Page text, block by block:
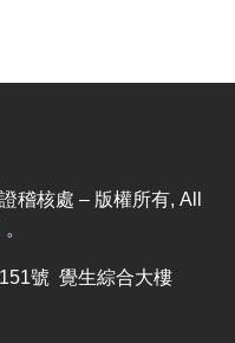
稽核處 – 版權所有, All
。
號 覺生綜合大樓